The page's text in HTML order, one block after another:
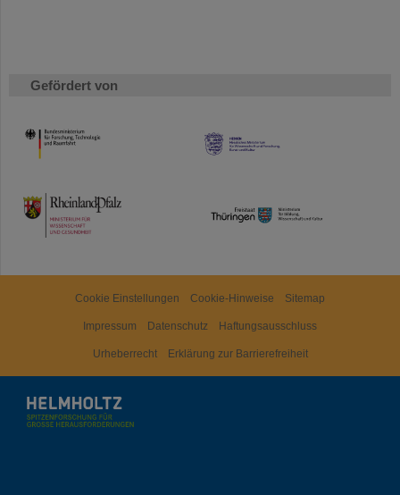
Gefördert von
HMWK
TMWWDG
Cookie Einstellungen Cookie-Hinweise Sitemap
Impressum Datenschutz Haftungsausschluss
Urheberrecht Erklärung zur Barrierefreiheit